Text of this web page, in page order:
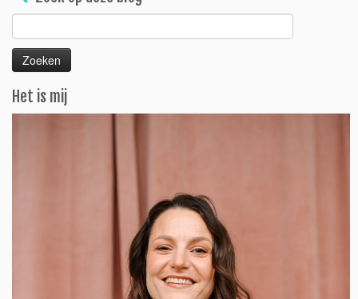
Zoeken
naar:
Het is mij